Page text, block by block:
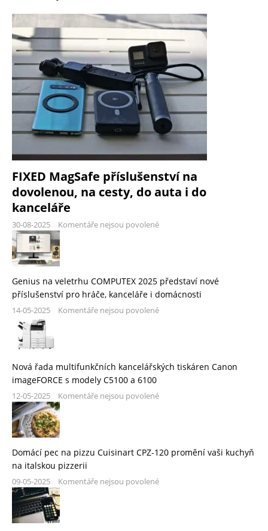
FIXED MagSafe příslušenství na
dovolenou, na cesty, do auta i do
kanceláře
30-08-2025 Komentáře nejsou povolené
Genius na veletrhu COMPUTEX 2025 představí nové
příslušenství pro hráče, kanceláře i domácnosti
14-05-2025 Komentáře nejsou povolené
Nová řada multifunkčních kancelářských tiskáren Canon
imageFORCE s modely C5100 a 6100
12-05-2025 Komentáře nejsou povolené
Domácí pec na pizzu Cuisinart CPZ-120 promění vaši kuchyň
na italskou pizzerii
09-05-2025 Komentáře nejsou povolené